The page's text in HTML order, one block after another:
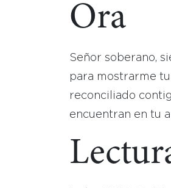
Ora
Señor soberano,
para mostrarme
reconciliado
encuentran en tu